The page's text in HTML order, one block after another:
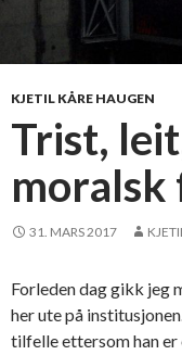
KJETIL KÅRE HAUGEN
Trist,
31. MARS 2017
Forleden dag gikk jeg
her ute på
tilfelle ettersom han er